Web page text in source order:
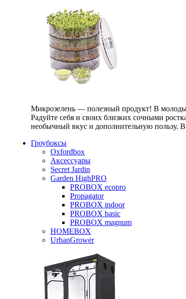
Микрозелень — полезный продукт! В
Радуйте себя и своих близких сочными
необычный вкус и дополнительную пользу.
Гроубоксы
Oxfordbox
Аксессуары
Secret Jardin
Garden HighPRO
PROBOX ecopro
Propagator
PROBOX indoor
PROBOX basic
PROBOX magnum
HOMEBOX
UrbanGrower